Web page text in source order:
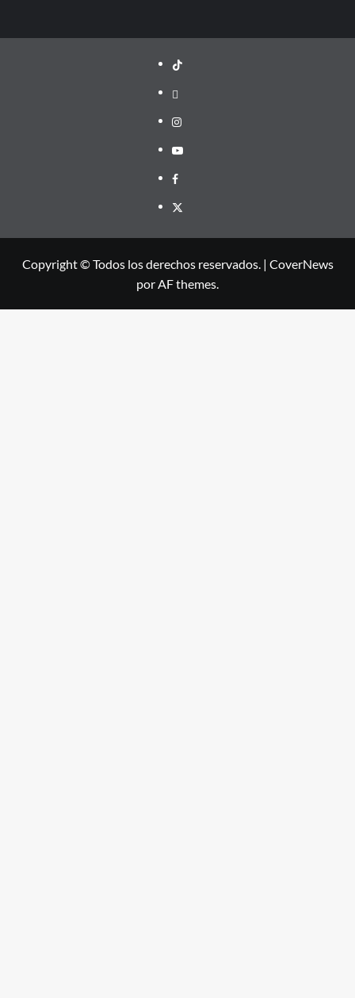
TikTok
threads
Instagram
Youtube
Facebook
X
Copyright © Todos los derechos reservados. | CoverNews
por AF themes.